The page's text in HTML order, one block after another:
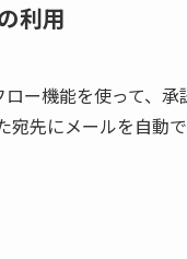
利用
ー機能を使って、
先にメールを自動